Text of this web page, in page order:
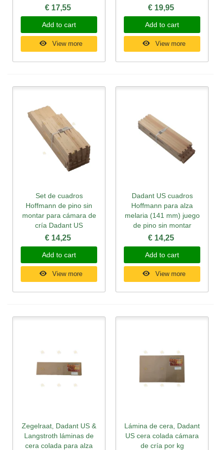
€ 17,55
Add to cart
View more
€ 19,95
Add to cart
View more
Set de cuadros
Hoffmann de pino sin
montar para cámara de
cría Dadant US
€ 14,25
Add to cart
View more
Dadant US cuadros
Hoffmann para alza
melaria (141 mm) juego
de pino sin montar
€ 14,25
Add to cart
View more
Zegelraat, Dadant US &
Langstroth láminas de
cera colada para alza
Lámina de cera, Dadant
US cera colada cámara
de cría por kg